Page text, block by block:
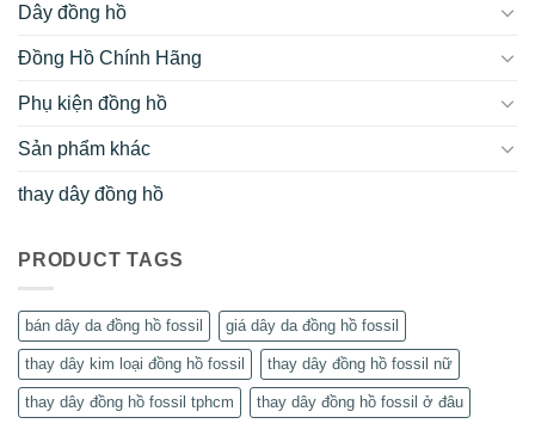
Dây đồng hồ
Đồng Hồ Chính Hãng
Phụ kiện đồng hồ
Sản phẩm khác
thay dây đồng hồ
PRODUCT TAGS
bán dây da đồng hồ fossil giá dây da đồng hồ fossil
thay dây kim loại đồng hồ fossil thay dây đồng hồ fossil nữ
thay dây đồng hồ fossil tphcm thay dây đồng hồ fossil ở đâu